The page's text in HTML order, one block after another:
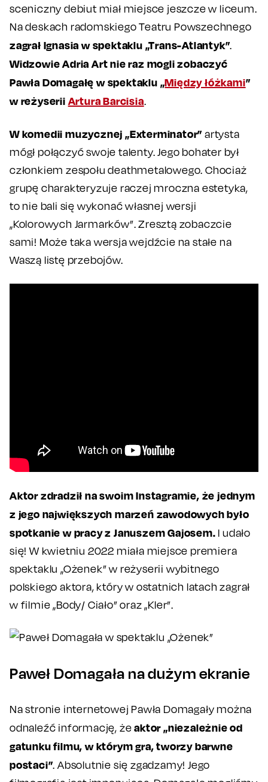
sceniczny debiut miał miejsce jeszcze w liceum.
Na deskach radomskiego Teatru Powszechnego
zagrał Ignasia w spektaklu „Trans-Atlantyk”.
Widzowie Adria Art nie raz mogli zobaczyć
Pawła Domagałę w spektaklu „Między łóżkami”
w reżyserii Artura Barcisia.
W komedii muzycznej „Exterminator”artysta
mógł połączyć swoje talenty. Jego bohater był
członkiem zespołu deathmetalowego. Chociaż
grupę charakteryzuje raczej mroczna estetyka,
to nie bali się wykonać własnej wersji
„Kolorowych Jarmarków”. Zresztą zobaczcie
sami! Może taka wersja wejdźcie na stałe na
Waszą listę przebojów.
Aktor zdradził na swoim Instagramie, że jednym
z jego największych marzeń zawodowych było
spotkanie w pracy z Januszem Gajosem. I udało
się! W kwietniu 2022 miała miejsce premiera
spektaklu „Ożenek” w reżyserii wybitnego
polskiego aktora, który w ostatnich latach zagrał
w filmie „Body/ Ciało” oraz „Kler”.
Paweł Domagała na dużym ekranie
Na stronie internetowej Pawła Domagały można
odnaleźć informację, żeaktor „niezależnie od
gatunku filmu, w którym gra, tworzy barwne
postaci”. Absolutnie się zgadzamy! Jego